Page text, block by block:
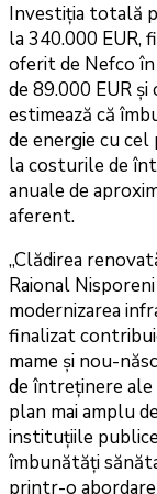
Investiția totală
la 340.000
oferit de Nefco
de 89.000 EUR
estimează că
de energie cu
la costurile de
anuale de
aferent.
„Clădirea
Raional
modernizarea
finalizat
mame și nou-
de întreținere
plan mai amplu
instituțiile
îmbunătăți
printr-o